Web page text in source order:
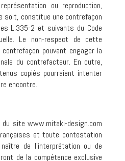
ou reproduction,
soit, constitue une contrefaçon
L.335-2 et suivants du Code
Le non-respect de cette
pouvant engager la
du contrefacteur. En outre,
copiés pourraient intenter
encontre.
site www.mitaki-design.com
et toute contestation
de l’interprétation ou de
de la compétence exclusive